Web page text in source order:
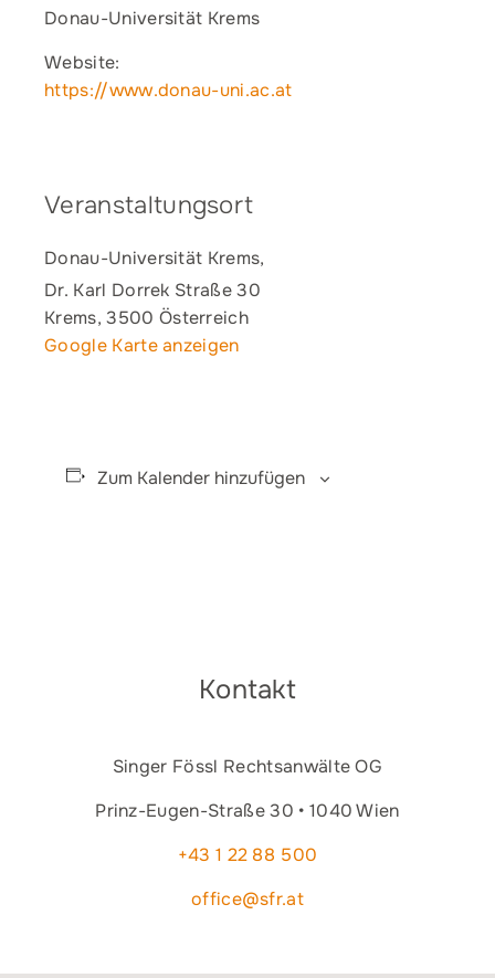
Donau-Universität Krems
Website:
https://www.donau-uni.ac.at
Veranstaltungsort
Donau-Universität Krems,
Dr. Karl Dorrek Straße 30
Krems, 3500 Österreich
Google Karte anzeigen
Zum Kalender hinzufügen
Kontakt
Singer Fössl Rechtsanwälte OG
Prinz-Eugen-Straße 30 • 1040 Wien
+43 1 22 88 500
office@sfr.at